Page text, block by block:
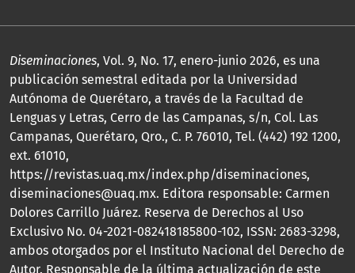
Diseminaciones, Vol. 9, No. 17, enero-junio 2026, es una
publicación semestral editada por la Universidad
Autónoma de Querétaro, a través de la Facultad de
Lenguas y Letras, Cerro de las Campanas, s/n, Col. Las
Campanas, Querétaro, Qro., C. P. 76010, Tel. (442) 192 1200,
ext. 61010,
https://revistas.uaq.mx/index.php/diseminaciones,
diseminaciones@uaq.mx. Editora responsable: Carmen
Dolores Carrillo Juárez. Reserva de Derechos al Uso
Exclusivo No. 04-2021-082418185800-102, ISSN: 2683-3298,
ambos otorgados por el Instituto Nacional del Derecho de
Autor. Responsable de la última actualización de este